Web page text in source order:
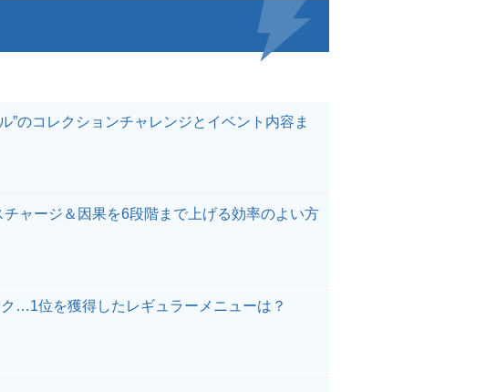
”のコレクションチャレンジとイベント内容ま
ャージ＆因果を6段階まで上げる効率のよい方
…1位を獲得したレギュラーメニューは？